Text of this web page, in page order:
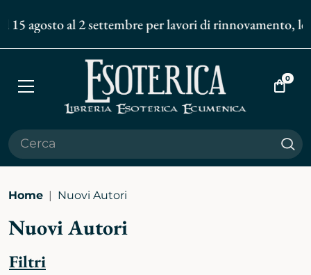
15 agosto al 2 settembre per lavori di rinnovamento,
Apri
Vai
0
Home Nuovi Autori
Nuovi Autori
Filtri